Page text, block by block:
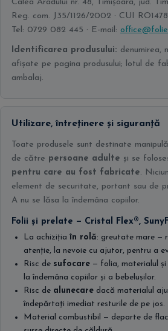
Calea Aradului nr. 48, Timișoara, jud.
Reg. com. J35/1126/2002 · CUI
Tel: 0729 082 445 · E-mail:
Identificarea produsului: denumirea,
afișate pe pagina produsului; lotul de
ambalaj.
Utilizare, întreținere și siguranță
Toate produsele sunt destinate
de către persoane adulte și se
pentru care au fost fabricate.
element de securitate, portant sau de
A nu se lăsa la îndemâna copiilor.
Folii și prelate — Cristal Flex®,
La achiziția în rolă: greutate mare —
atenție, la nevoie cu ajutor, pentru a
Risc de sufocare — folia, materialul și
la îndemâna copiilor și a bebelușilor.
Risc de alunecare dacă materialul
îndepărtați imediat resturile de pe jos.
Material combustibil — departe de